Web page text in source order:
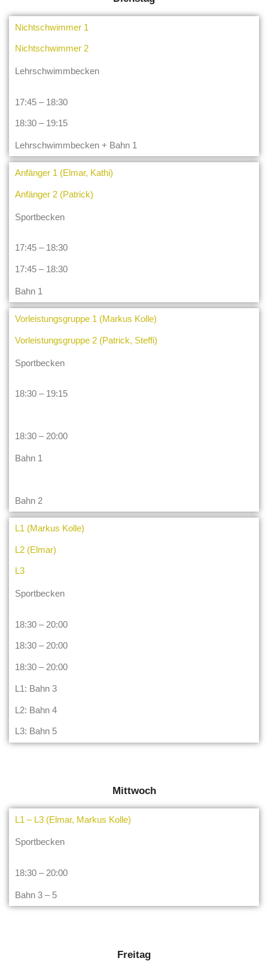
Nichtschwimmer 1
Nichtschwimmer 2
Lehrschwimmbecken
17:45 – 18:30
18:30 – 19:15
Lehrschwimmbecken + Bahn 1
Anfänger 1 (Elmar, Kathi)
Anfänger 2 (Patrick)
Sportbecken
17:45 – 18:30
17:45 – 18:30
Bahn 1
Vorleistungsgruppe 1 (Markus Kolle)
Vorleistungsgruppe 2 (Patrick, Steffi)
Sportbecken
18:30 – 19:15
18:30 – 20:00
Bahn 1
Bahn 2
L1 (Markus Kolle)
L2 (Elmar)
L3
Sportbecken
18:30 – 20:00
18:30 – 20:00
18:30 – 20:00
L1: Bahn 3
L2: Bahn 4
L3: Bahn 5
Mittwoch
L1 – L3 (Elmar, Markus Kolle)
Sportbecken
18:30 – 20:00
Bahn 3 – 5
Freitag